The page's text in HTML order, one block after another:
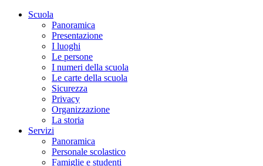
Scuola
Panoramica
Presentazione
I luoghi
Le persone
I numeri della scuola
Le carte della scuola
Sicurezza
Privacy
Organizzazione
La storia
Servizi
Panoramica
Personale scolastico
Famiglie e studenti